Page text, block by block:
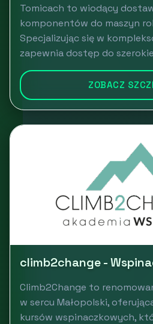
Tomicach to wiodący
komponentów do maszyn
Specjalizując się w
zapewnia dostęp do
ZOBACZ
climb2change -
Climb2Change to
w sercu Małopolski,
kursów wspinaczkowych,